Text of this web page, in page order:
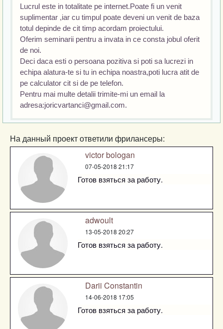
Lucrul este in totalitate pe internet.Poate fi un venit
suplimentar ,iar cu timpul poate deveni un venit de baza
totul depinde de cit timp acordam proiectului.
Oferim seminarii pentru a invata in ce consta jobul oferit
de noi.
Deci daca esti o persoana pozitiva si poti sa lucrezi in
echipa alatura-te si tu in echipa noastra,poti lucra atit de
pe calculator cit si de pe telefon.
Pentru mai multe detalii trimite-mi un email la
adresa:joricvartanci@gmail.com.
На данный проект ответили фрилансеры:
victor bologan
07-05-2018 21:17
Готов взяться за работу.
adwoult
13-05-2018 20:27
Готов взяться за работу.
Darii Constantin
14-06-2018 17:05
Готов взяться за работу.